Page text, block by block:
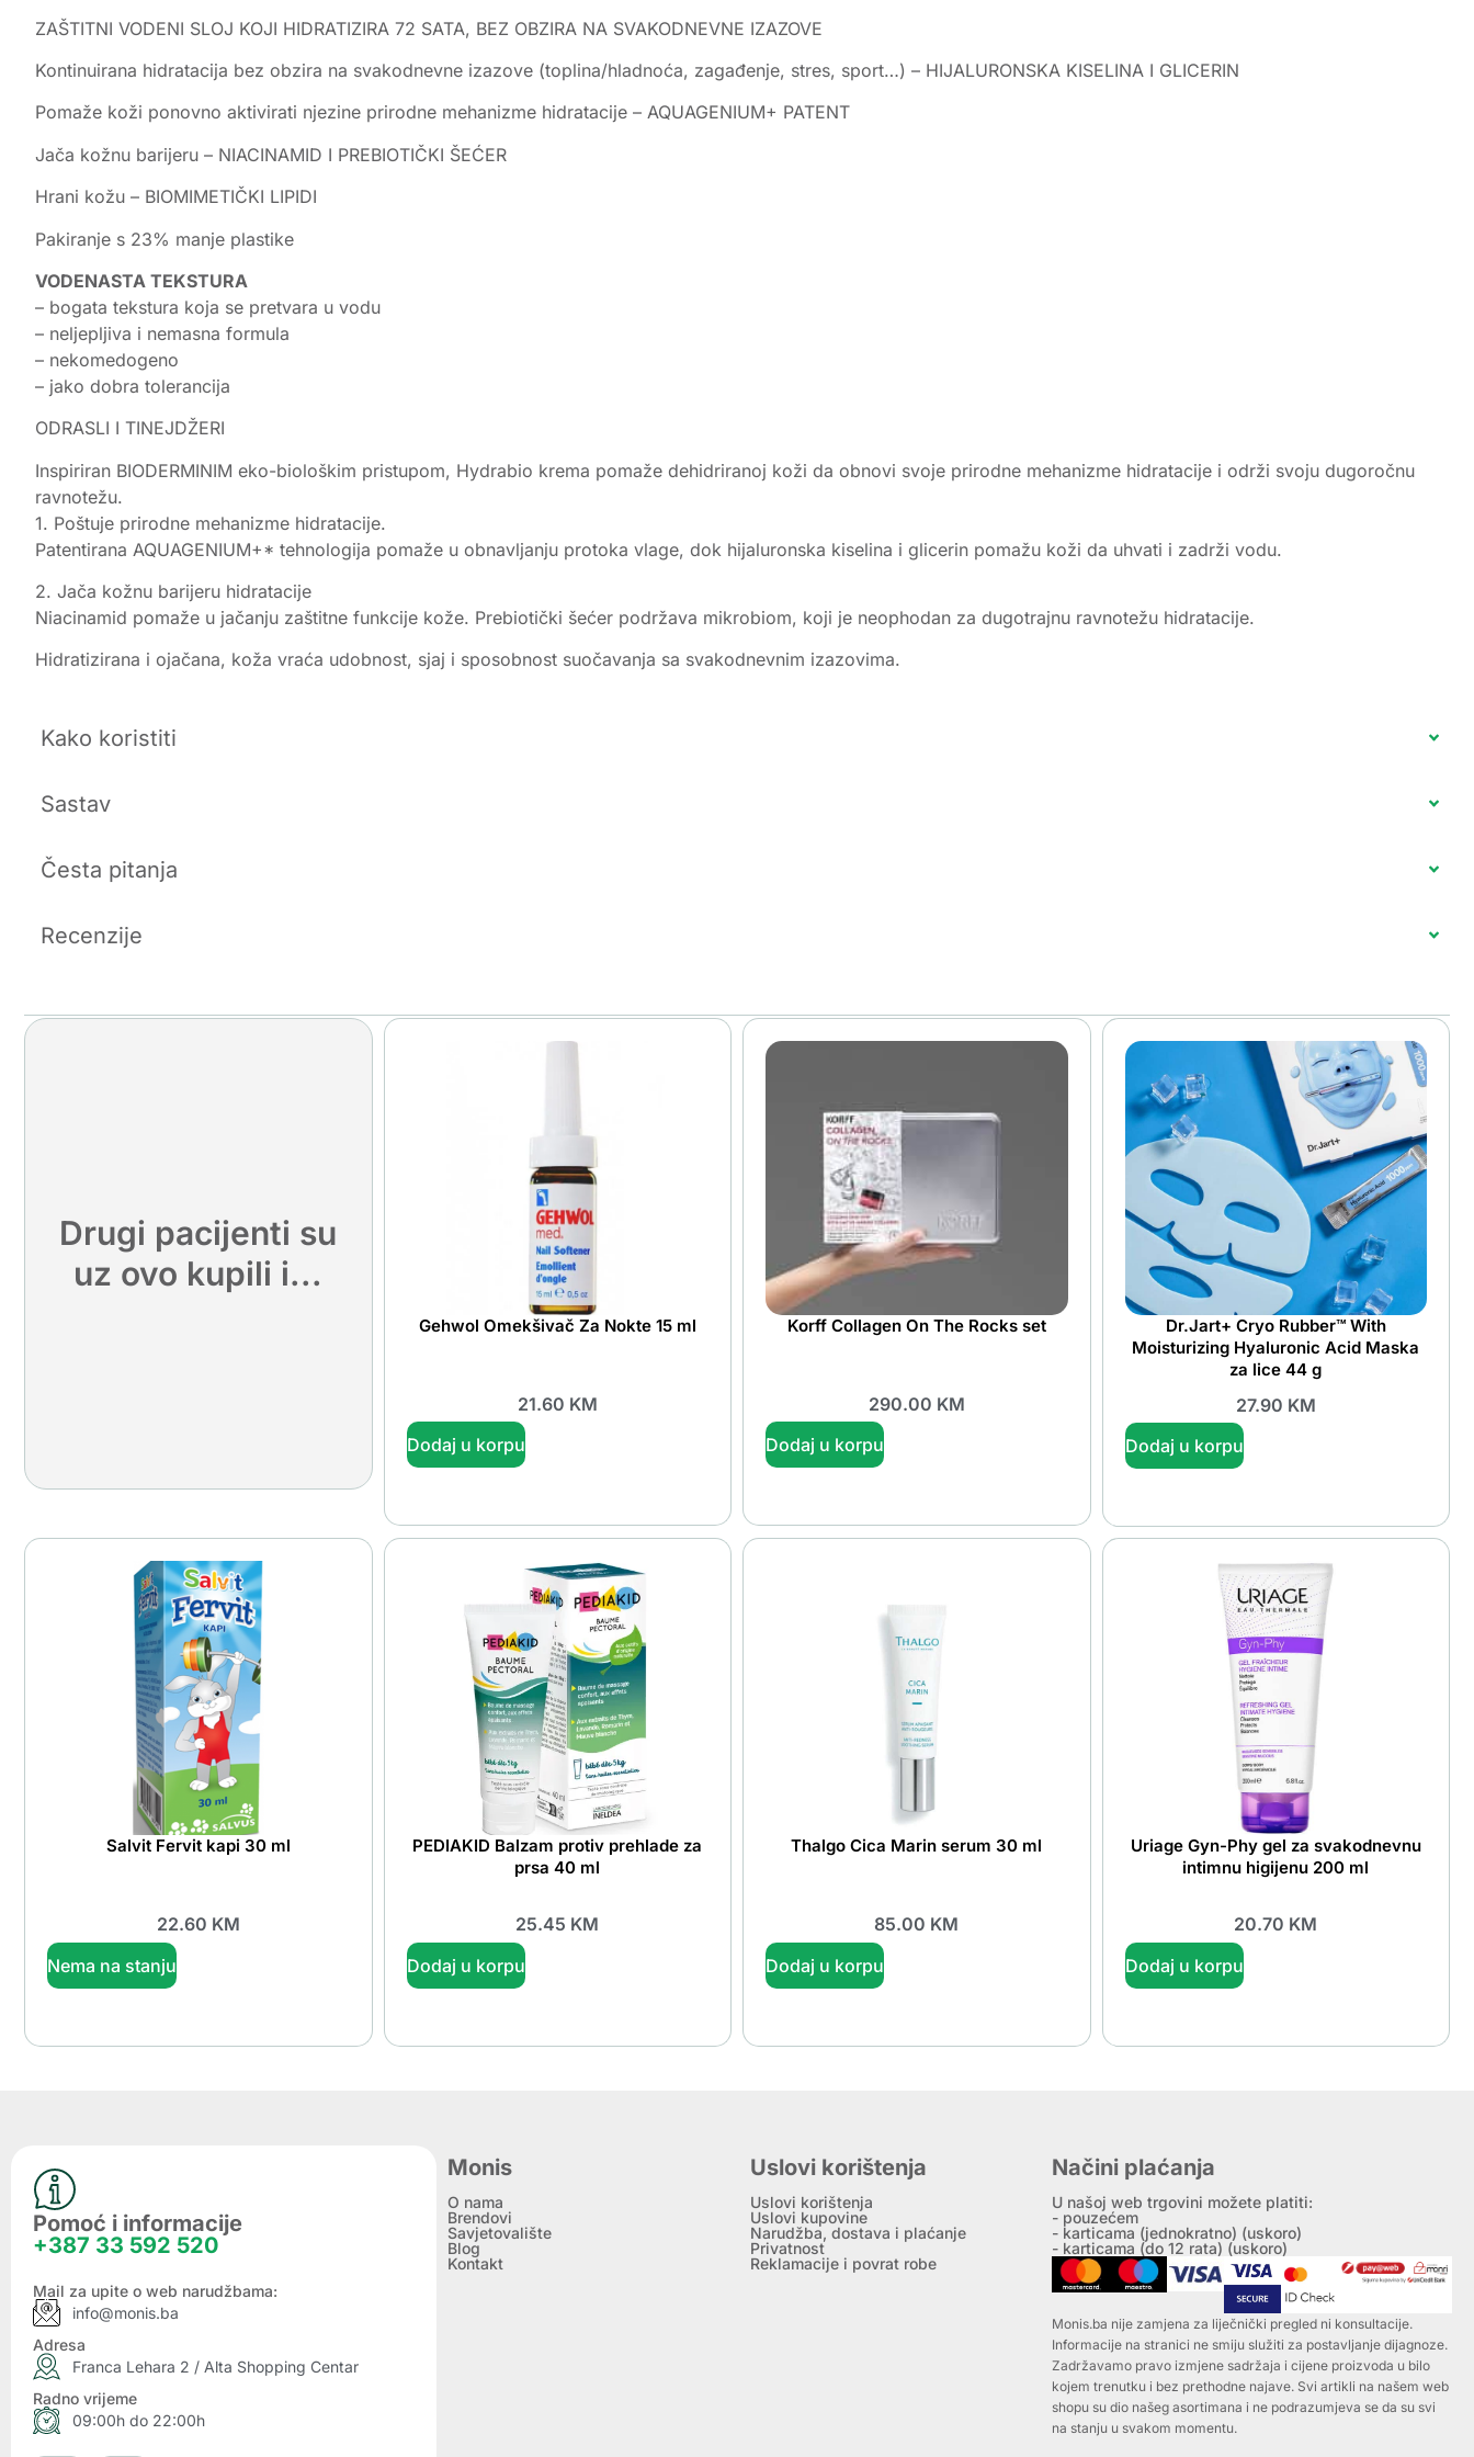
ZAŠTITNI VODENI SLOJ KOJI HIDRATIZIRA 72 SATA, BEZ OBZIRA NA SVAKODNEVNE IZAZOVE
Kontinuirana hidratacija bez obzira na svakodnevne izazove (toplina/hladnoća, zagađenje, stres, sport…) – HIJALURONSKA KISELINA I GLICERIN
Pomaže koži ponovno aktivirati njezine prirodne mehanizme hidratacije – AQUAGENIUM+ PATENT
Jača kožnu barijeru – NIACINAMID I PREBIOTIČKI ŠEĆER
Hrani kožu – BIOMIMETIČKI LIPIDI
Pakiranje s 23% manje plastike
VODENASTA TEKSTURA
– bogata tekstura koja se pretvara u vodu
– neljepljiva i nemasna formula
– nekomedogeno
– jako dobra tolerancija
ODRASLI I TINEJDŽERI
Inspiriran BIODERMINIM eko-biološkim pristupom, Hydrabio krema pomaže dehidriranoj koži da obnovi svoje prirodne mehanizme hidratacije i održi svoju dugoročnu
ravnotežu.
1. Poštuje prirodne mehanizme hidratacije.
Patentirana AQUAGENIUM+* tehnologija pomaže u obnavljanju protoka vlage, dok hijaluronska kiselina i glicerin pomažu koži da uhvati i zadrži vodu.
2. Jača kožnu barijeru hidratacije
Niacinamid pomaže u jačanju zaštitne funkcije kože. Prebiotički šećer podržava mikrobiom, koji je neophodan za dugotrajnu ravnotežu hidratacije.
Hidratizirana i ojačana, koža vraća udobnost, sjaj i sposobnost suočavanja sa svakodnevnim izazovima.
Kako koristiti
Sastav
Česta pitanja
Recenzije
Drugi pacijenti su
uz ovo kupili i...
Gehwol Omekšivač Za Nokte 15 ml
21.60 KM
Dodaj u korpu
Korff Collagen On The Rocks set
290.00 KM
Dodaj u korpu
Dr.Jart+ Cryo Rubber™ With
Moisturizing Hyaluronic Acid Maska
za lice 44 g
27.90 KM
Dodaj u korpu
Salvit Fervit kapi 30 ml
22.60 KM
Nema na stanju
PEDIAKID Balzam protiv prehlade za
prsa 40 ml
25.45 KM
Dodaj u korpu
Thalgo Cica Marin serum 30 ml
85.00 KM
Dodaj u korpu
Uriage Gyn-Phy gel za svakodnevnu
intimnu higijenu 200 ml
20.70 KM
Dodaj u korpu
Pomoć i informacije
+387 33 592 520
Mail za upite o web narudžbama:
info@monis.ba
Adresa
Franca Lehara 2 / Alta Shopping Centar
Radno vrijeme
09:00h do 22:00h
Monis
O nama
Brendovi
Savjetovalište
Blog
Kontakt
Uslovi korištenja
Uslovi korištenja
Uslovi kupovine
Narudžba, dostava i plaćanje
Privatnost
Reklamacije i povrat robe
Načini plaćanja
U našoj web trgovini možete platiti:
- pouzećem
- karticama (jednokratno) (uskoro)
- karticama (do 12 rata) (uskoro)
Monis.ba nije zamjena za liječnički pregled ni konsultacije.
Informacije na stranici ne smiju služiti za postavljanje dijagnoze.
Zadržavamo pravo izmjene sadržaja i cijene proizvoda u bilo
kojem trenutku i bez prethodne najave. Svi artikli na našem web
shopu su dio našeg asortimana i ne podrazumjeva se da su svi
na stanju u svakom momentu.